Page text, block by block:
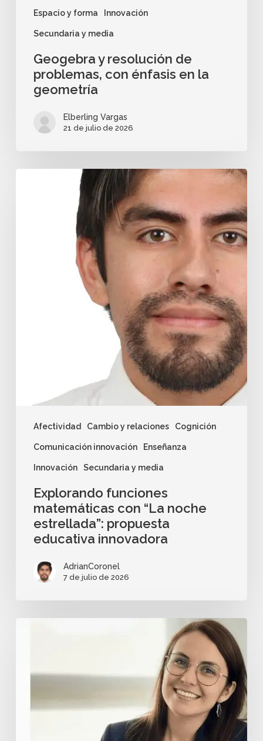
Espacio y forma Innovación
Secundaria y media
Geogebra y resolución de
problemas, con énfasis en la
geometría
Elberling Vargas
21 de julio de 2026
Afectividad Cambio y relaciones Cognición
Comunicación innovación Enseñanza
Innovación Secundaria y media
Explorando funciones
matemáticas con “La noche
estrellada”: propuesta
educativa innovadora
AdrianCoronel
7 de julio de 2026